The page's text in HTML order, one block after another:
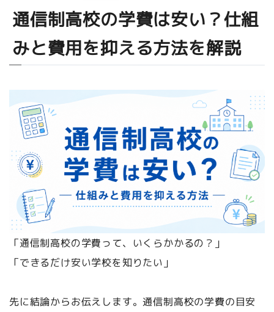
通信制高校の学費は安い？仕組
みと費用を抑える方法を解説
「通信制高校の学費って、いくらかかるの？」
「できるだけ安い学校を知りたい」
先に結論からお伝えします。通信制高校の学費の目安